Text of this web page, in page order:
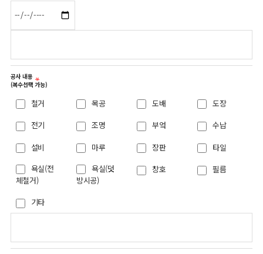
공사 내용
(복수선택 가능)
철거 목공 도배
도장
전기
조명 부엌
수납
설비
마루 장판
타일
욕실(전
체철거)
욕실(덧
방시공)
창호 필름
기타